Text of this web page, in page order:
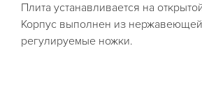
Плита устанавливается на
Корпус выполнен из
регулируемые ножки.